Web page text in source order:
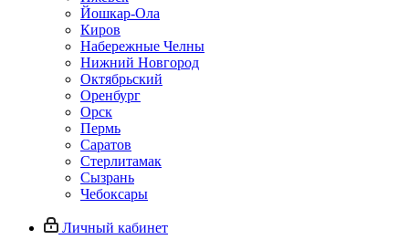
Йошкар-Ола
Киров
Набережные Челны
Нижний Новгород
Октябрьский
Оренбург
Орск
Пермь
Саратов
Стерлитамак
Сызрань
Чебоксары
Личный кабинет